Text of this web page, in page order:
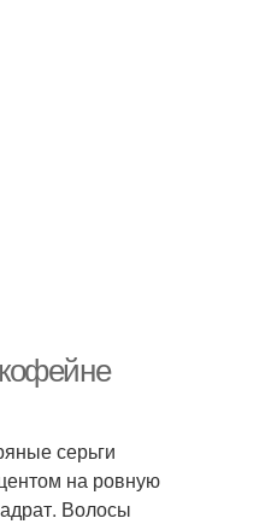
серьги
на ровную
Волосы